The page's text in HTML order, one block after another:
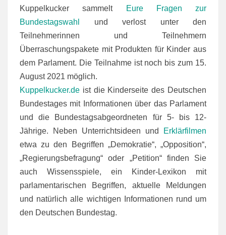
Kuppelkucker sammelt
Eure Fragen zur
Bundestagswahl
und verlost unter den
Teilnehmerinnen und Teilnehmern
Überraschungspakete mit Produkten für Kinder aus
dem Parlament. Die Teilnahme ist noch bis zum 15.
August 2021 möglich.
Kuppelkucker.de ist die Kinderseite des Deutschen
Bundestages mit Informationen über das Parlament
und die Bundestagsabgeordneten für 5- bis 12-
Jährig­e. Neben Unterrichtsideen und
Erklärfilmen
etwa zu den Begriffen „Demokratie“, „Opposition“,
„Regierungsbefragung“ oder „Petition“ finden Sie
auch Wissensspiele, ein Kin­der-Lexikon mit
parlamentarischen Begriffen, aktuelle Meldungen
und natürlich alle wichti­gen Informationen rund um
den Deutschen Bundestag.